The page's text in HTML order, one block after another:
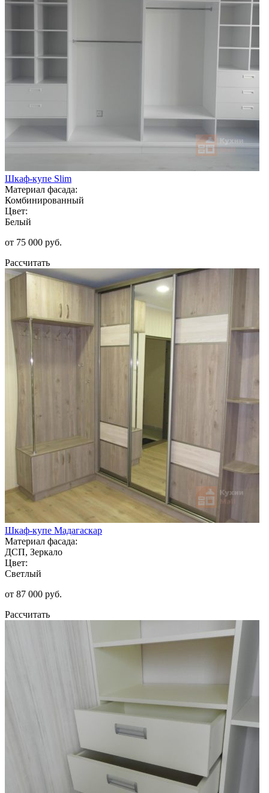
Шкаф-купе Slim
Материал фасада:
Комбинированный
Цвет:
Белый
от 75 000 руб.
Рассчитать
Шкаф-купе Мадагаскар
Материал фасада:
ДСП, Зеркало
Цвет:
Светлый
от 87 000 руб.
Рассчитать